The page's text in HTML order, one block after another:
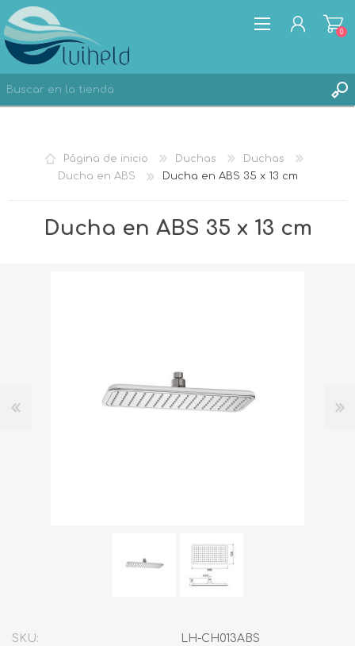
REGISTRO
INICIA SESIÓN
0
Página de inicio Duchas
Duchas
Ducha en ABS
Ducha en ABS 35 x 13 cm
Ducha en ABS 35 x 13 cm
SKU: LH-CH013ABS